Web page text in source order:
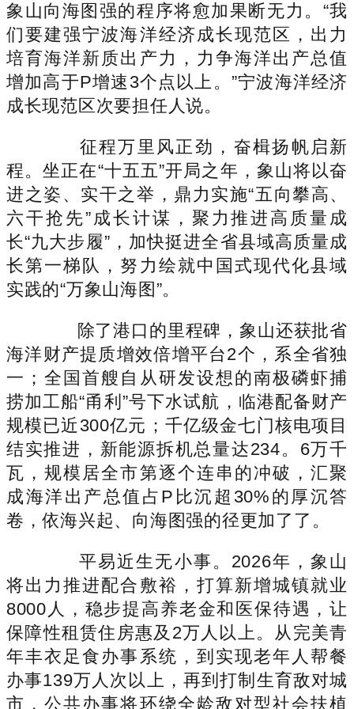
象山向海图强的程序将愈加果断无力。“我
们要建强宁波海洋经济成长现范区，出力
培育海洋新质出产力，力争海洋出产总值
增加高于P增速3个点以上。”宁波海洋经济
成长现范区次要担任人说。
征程万里风正劲，奋楫扬帆启新
程。坐正在“十五五”开局之年，象山将以奋
进之姿、实干之举，鼎力实施“五向攀高、
六干抢先”成长计谋，聚力推进高质量成
长“九大步履”，加快挺进全省县域高质量成
长第一梯队，努力绘就中国式现代化县域
实践的“万象山海图”。
除了港口的里程碑，象山还获批省
海洋财产提质增效倍增平台2个，系全省独
一；全国首艘自从研发设想的南极磷虾捕
捞加工船“甬利”号下水试航，临港配备财产
规模已近300亿元；千亿级金七门核电项目
结实推进，新能源拆机总量达234。6万千
瓦，规模居全市第逐个连串的冲破，汇聚
成海洋出产总值占P比沉超30%的厚沉答
卷，依海兴起、向海图强的径更加了了。
平易近生无小事。2026年，象山
将出力推进配合敷裕，打算新增城镇就业
8000人，稳步提高养老金和医保待遇，让
保障性租赁住房惠及2万人以上。从完美青
年丰衣足食办事系统，到实现老年人帮餐
办事139万人次以上，再到打制生育敌对城
市，公共办事将环绕全龄敌对型社会扶植